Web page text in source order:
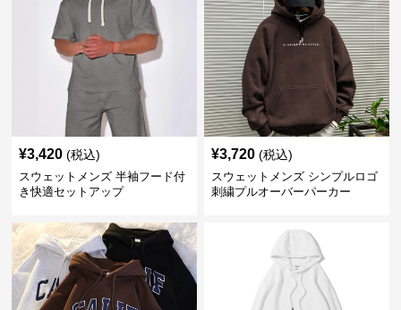
¥3,420 (税込)
スウェットメンズ 半袖フード付
き快適セットアップ
¥3,720 (税込)
スウェットメンズ シンプルロゴ
刺繍プルオーバーパーカー